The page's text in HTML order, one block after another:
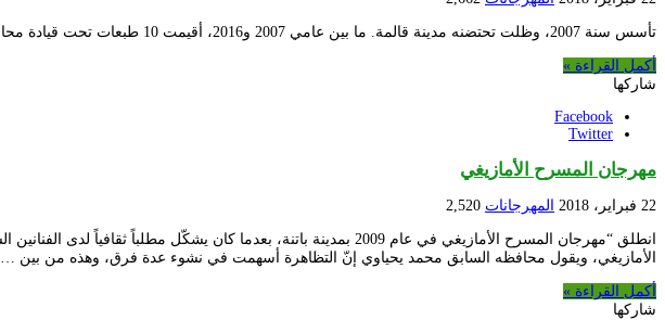
تأسس سنة 2007، وظلت تحتضنه مدينة قالمة. ما بين عامي 2007 و2016، أقيمت 10 طبعات تحت قيادة محافظ المهرجان علي براوي. جرى حجب دورة 2017، ويُرتقب تنظيم الدورة الحادية عشرة بحر عام 2018.
أكمل القراءة »
شاركها
Facebook
Twitter
مهرجان المسرح الأمازيغي
22 فبراير، 2018 المهرجانات 2,520
الأمازيغي، ويقول محافظه السابق محمد يحياوي إنّ التظاهرة أسهمت في نشوء عدة فرق، وهذه من بين …
أكمل القراءة »
شاركها